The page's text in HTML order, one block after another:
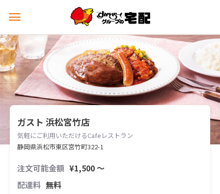
メ
ュ
ー
を
開
く
ガスト 浜松宮竹店
気軽にご利用いただけるCafeレストラン
静岡県浜松市東区宮竹町322-1
注文可能金額 ¥1,500 〜
配達料 無料